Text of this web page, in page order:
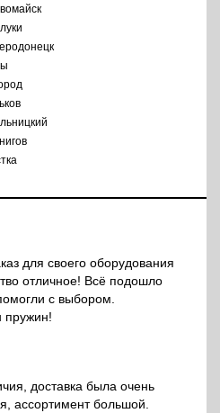
для своего оборудования
отличное! Всё подошло
с выбором.
пружин!
доставка была очень
ассортимент большой.